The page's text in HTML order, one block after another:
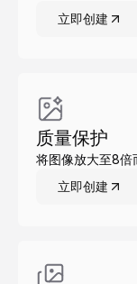
立即创建
质量保护
将图像放大至8倍
立即创建